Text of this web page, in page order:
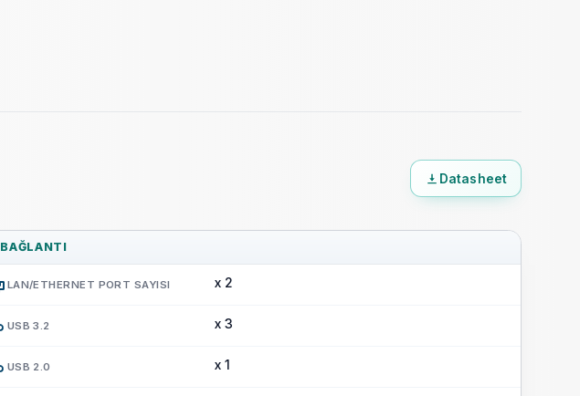
Datasheet
BAĞLANTI
LAN/ETHERNET PORT SAYISI x 2
USB 3.2 x 3
USB 2.0 x 1